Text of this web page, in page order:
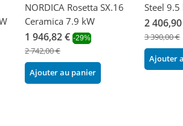
NORDICA Rosetta SX.16
Ceramica 7.9 kW
1 946,82 € -29%
2 742,00 €
Ajouter au panier
Steel 9.5
2
3 390,00 €
Ajouter